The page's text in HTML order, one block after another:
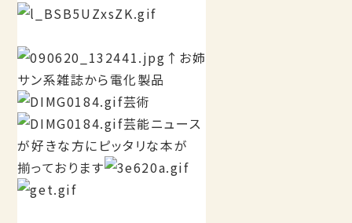
↑お姉
サン系雑誌から電化製品
芸術
芸能ニュース
が好きな方にピッタリな本が
揃っております